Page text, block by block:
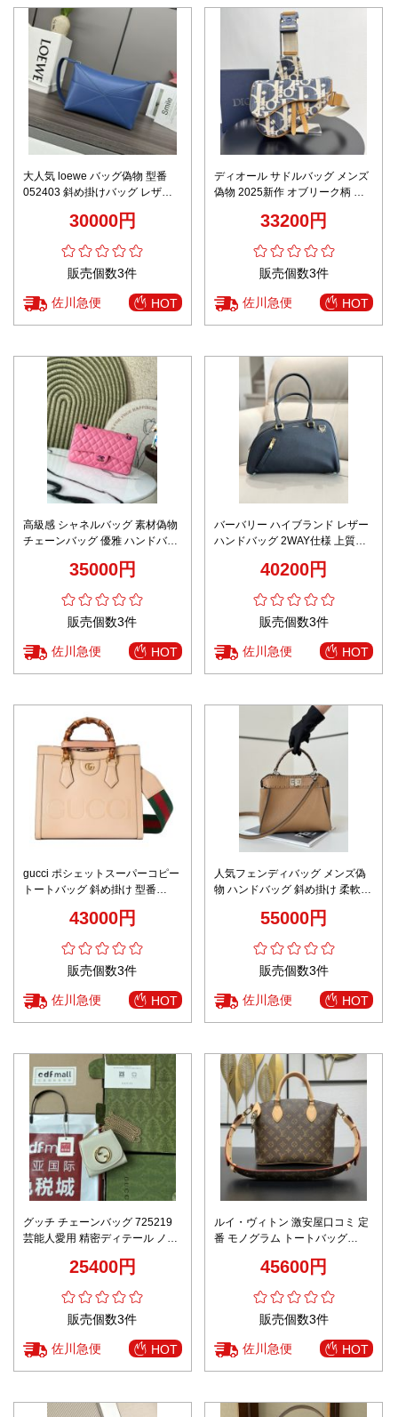
大人気 loewe バッグ偽物 型番
052403 斜め掛けバッグ レザー
30000円
販売個数3件
佐川急便 HOT
ディオール サドルバッグ メンズ
偽物 2025新作 オブリーク柄 ボ
33200円
販売個数3件
佐川急便 HOT
高級感 シャネルバッグ 素材偽物
チェーンバッグ 優雅 ハンドバッ
35000円
販売個数3件
佐川急便 HOT
バーバリー ハイブランド レザー
ハンドバッグ 2WAY仕様 上質レ
40200円
販売個数3件
佐川急便 HOT
gucci ポシェットスーパーコピー
トートバッグ 斜め掛け 型番
気品 ピンク43000円
販売個数3件
佐川急便 HOT
人気フェンディバッグ メンズ偽
物 ハンドバッグ 斜め掛け 柔軟
55000円
販売個数3件
佐川急便 HOT
グッチ チェーンバッグ 725219
芸能人愛用 精密ディテール ノベ
ーター多数25400円
販売個数3件
佐川急便 HOT
ルイ・ヴィトン 激安屋口コミ 定
番 モノグラム トートバッグ
ディテール 安心サイト 追跡可能
45600円
販売個数3件
佐川急便 HOT